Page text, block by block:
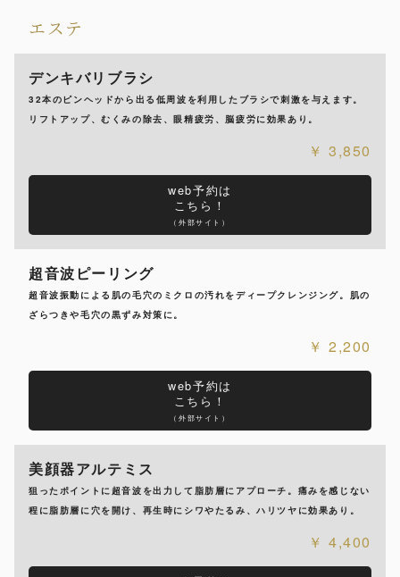
エステ
デンキバリブラシ
32本のピンヘッドから出る低周波を利用したブラシで刺激を与えます。
リフトアップ、むくみの除去、眼精疲労、脳疲労に効果あり。
3,850
web予約は
こちら！
（外部サイト）
超音波ピーリング
超音波振動による肌の毛穴のミクロの汚れをディープクレンジング。肌の
ざらつきや毛穴の黒ずみ対策に。
2,200
web予約は
こちら！
（外部サイト）
美顔器アルテミス
狙ったポイントに超音波を出力して脂肪層にアプローチ。痛みを感じない
程に脂肪層に穴を開け、再生時にシワやたるみ、ハリツヤに効果あり。
4,400